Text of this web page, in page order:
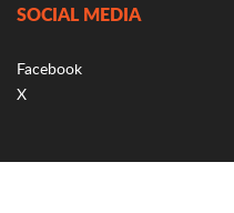
SOCIAL MEDIA
Facebook
X